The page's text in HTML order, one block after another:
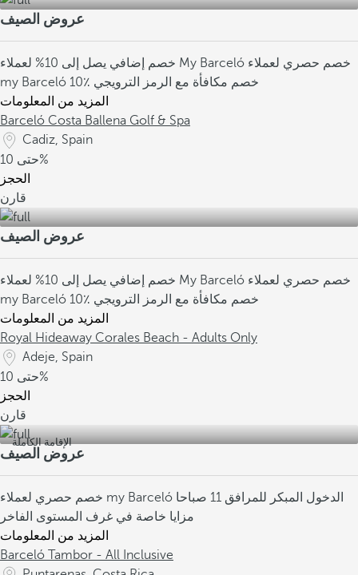
عروض الصيف
خصم إضافي يصل إلى 10% لعملاء My Barceló خصم حصري لعملاء
my Barceló
10٪ خصم مكافأة مع الرمز الترويجي
المزيد من المعلومات
Barceló Costa Ballena Golf & Spa
Cadiz, Spain
حتى10%
الحجز
قارن
عروض الصيف
خصم إضافي يصل إلى 10% لعملاء My Barceló خصم حصري لعملاء
my Barceló
10٪ خصم مكافأة مع الرمز الترويجي
المزيد من المعلومات
Royal Hideaway Corales Beach - Adults Only
Adeje, Spain
حتى10%
الحجز
قارن
الإقامة الكاملة
عروض الصيف
خصم حصري لعملاء my Barceló
الدخول المبكر للمرافق 11 صباحا
مزايا خاصة في غرف المستوى الفاخر
المزيد من المعلومات
Barceló Tambor - All Inclusive